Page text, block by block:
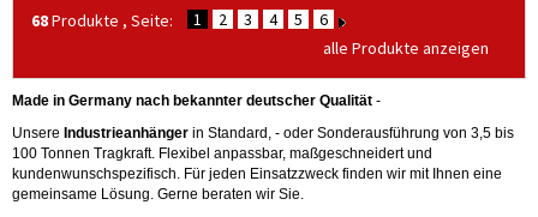
68Produkte , Seite: 1 2 3 4 5
6
alle Produkte anzeigen
Made in Germany nach bekannter deutscher Qualität -
Unsere Industrieanhänger in Standard, - oder Sonderausführung von 3,5 bis
100 Tonnen Tragkraft. Flexibel anpassbar, maßgeschneidert und
kundenwunschspezifisch. Für jeden Einsatzzweck finden wir mit Ihnen eine
gemeinsame Lösung. Gerne beraten wir Sie.